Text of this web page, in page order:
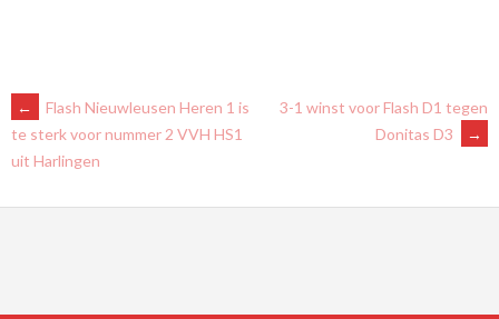
BERICHTNAVIGATIE
←
Flash Nieuwleusen Heren 1 is
te sterk voor nummer 2 VVH HS1
uit Harlingen
3-1 winst voor Flash D1 tegen
Donitas D3
→